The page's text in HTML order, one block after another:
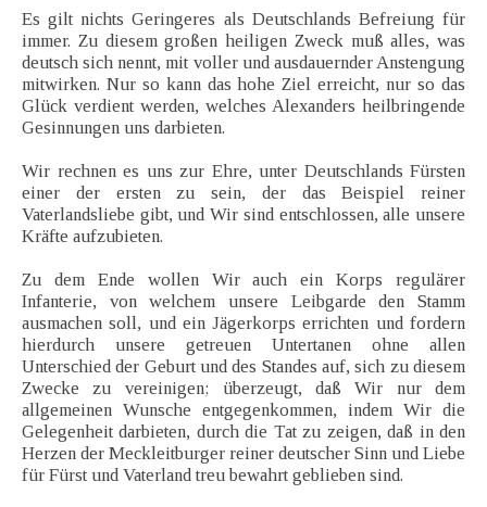
Es gilt nichts Geringeres als Deutschlands Befreiung für
immer. Zu diesem großen heiligen Zweck muß alles, was
deutsch sich nennt, mit voller und ausdauernder Anstengung
mitwirken. Nur so kann das hohe Ziel erreicht, nur so das
Glück verdient werden, welches Alexanders heilbringende
Gesinnungen uns darbieten.
Wir rechnen es uns zur Ehre, unter Deutschlands Fürsten
einer der ersten zu sein, der das Beispiel reiner
Vaterlandsliebe gibt, und Wir sind entschlossen, alle unsere
Kräfte aufzubieten.
Zu dem Ende wollen Wir auch ein Korps regulärer
Infanterie, von welchem unsere Leibgarde den Stamm
ausmachen soll, und ein Jägerkorps errichten und fordern
hierdurch unsere getreuen Untertanen ohne allen
Unterschied der Geburt und des Standes auf, sich zu diesem
Zwecke zu vereinigen; überzeugt, daß Wir nur dem
allgemeinen Wunsche entgegenkommen, indem Wir die
Gelegenheit darbieten, durch die Tat zu zeigen, daß in den
Herzen der Meckleitburger reiner deutscher Sinn und Liebe
für Fürst und Vaterland treu bewahrt geblieben sind.